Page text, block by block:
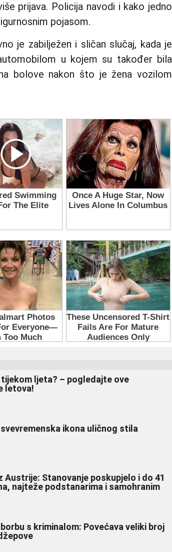
prijava. Policija navodi i kako jedno
pojasom.
je zabilježen i sličan slučaj, kada je
u kojem su također bila
bolove nakon što je žena vozilom
ljeta? – pogledajte ove
letova!
ikona uličnog stila
Austrije: Stanovanje poskupjelo i do 41
najteže podstanarima i samohranim
s kriminalom: Povećava veliki broj